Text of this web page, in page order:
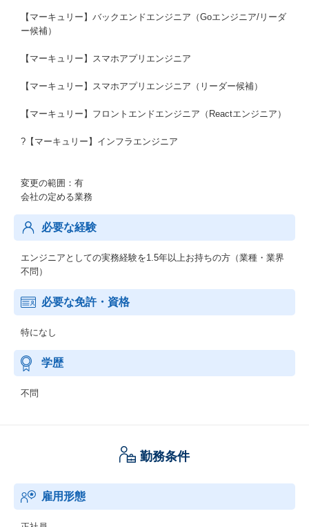
【マーキュリー】バックエンドエンジニア（Goエンジニア/リーダ
ー候補）
【マーキュリー】スマホアプリエンジニア
【マーキュリー】スマホアプリエンジニア（リーダー候補）
【マーキュリー】フロントエンドエンジニア（Reactエンジニア）
?【マーキュリー】インフラエンジニア
変更の範囲：有
会社の定める業務
必要な経験
エンジニアとしての実務経験を1.5年以上お持ちの方（業種・業界
不問）
必要な免許・資格
特になし
学歴
不問
勤務条件
雇用形態